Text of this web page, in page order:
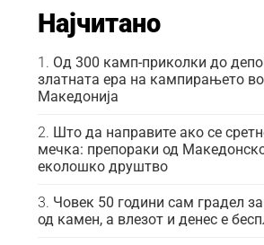
Најчитано
Од 300 камп-приколки до
златната ера на кампирањето во
Македонија
Што да направите ако се
мечка: препораки од
еколошко друштво
Човек 50 години сам градел
од камен, а влезот и денес е